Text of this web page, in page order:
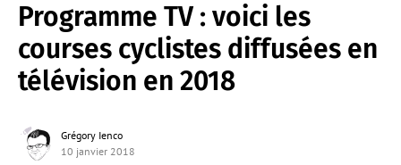
Programme TV : voici les
courses cyclistes diffusées en
télévision en 2018
Grégory Ienco
10 janvier 2018